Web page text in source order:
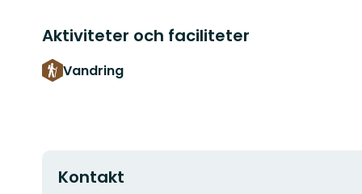
Aktiviteter och faciliteter
Vandring
Kontakt